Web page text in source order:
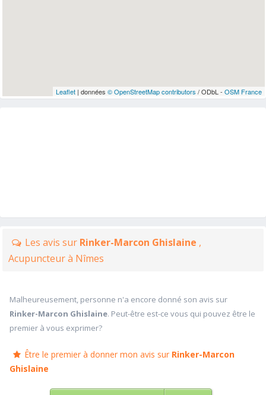
Leaflet| données © OpenStreetMap contributors / ODbL - OSM France
Les avis sur Rinker-Marcon Ghislaine ,
Acupuncteur à Nîmes
Malheureusement, personne n'a encore donné son avis sur
Rinker-Marcon Ghislaine. Peut-être est-ce vous qui pouvez être le
premier à vous exprimer?
Être le premier à donner mon avis sur Rinker-Marcon
Ghislaine